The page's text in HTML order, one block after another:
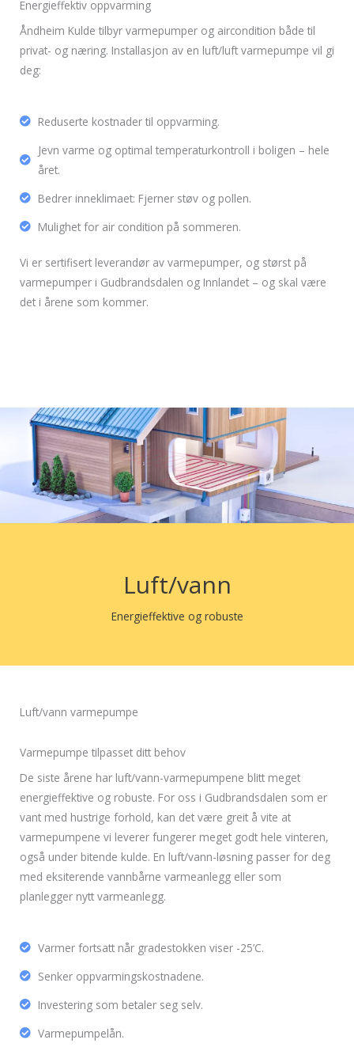
Energieffektiv oppvarming
Åndheim Kulde tilbyr varmepumper og aircondition både til
privat- og næring. Installasjon av en luft/luft varmepumpe vil gi
deg:
Reduserte kostnader til oppvarming.
Jevn varme og optimal temperaturkontroll i boligen – hele
året.
Bedrer inneklimaet: Fjerner støv og pollen.
Mulighet for air condition på sommeren.
Vi er sertifisert leverandør av varmepumper, og størst på
varmepumper i Gudbrandsdalen og Innlandet – og skal være
det i årene som kommer.
Luft/vann
Energieffektive og robuste
Luft/vann varmepumpe
Varmepumpe tilpasset ditt behov
De siste årene har luft/vann-varmepumpene blitt meget
energieffektive og robuste. For oss i Gudbrandsdalen som er
vant med hustrige forhold, kan det være greit å vite at
varmepumpene vi leverer fungerer meget godt hele vinteren,
også under bitende kulde. En luft/vann-løsning passer for deg
med eksiterende vannbårne varmeanlegg eller som
planlegger nytt varmeanlegg.
Varmer fortsatt når gradestokken viser -25’C.
Senker oppvarmingskostnadene.
Investering som betaler seg selv.
Varmepumpelån.